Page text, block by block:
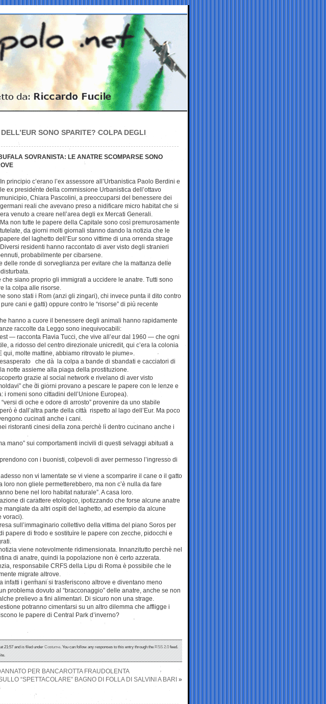
SONO SPARITE? COLPA DEGLI
SOVRANISTA: LE ANATRE SCOMPARSE SONO
In principio c’erano l’ex assessore all’Urbanistica Paolo Berdini e
le ex presidente della commissione Urbanistica dell’ottavo
municipio, Chiara Pascolini, a preoccuparsi del benessere dei
germani reali che avevano preso a nidificare micro habitat che si
era venuto a creare nell’area degli ex Mercati Generali.
Ma non tutte le papere della Capitale sono così premurosamente
tutelate, da giorni molti giornali stanno dando la notizia che le
papere del laghetto dell’Eur sono vittime di una orrenda strage
Diversi residenti hanno raccontato di aver visto degli stranieri
probabilmente per cibarsene.
delle ronde di sorveglianza per evitare che la mattanza delle
siano proprio gli immigrati a uccidere le anatre. Tutti sono
la colpa alle risorse.
sono stati i Rom (anzi gli zingari), chi invece punta il dito contro
cani e gatti) oppure contro le “risorse” di più recente
hanno a cuore il benessere degli animali hanno rapidamente
raccolte da Leggo sono inequivocabili:
— racconta Flavia Tucci, che vive all’eur dal 1960 — che ogni
a ridosso del centro direzionale unicredit, qui c’era la colonia
molte mattine, abbiamo ritrovato le piume».
che dà la colpa a bande di sbandati e cacciatori di
notte assieme alla piaga della prostituzione.
grazie al social network e rivelano di aver visto
che di giorni provano a pescare le papere con le lenze e
i romeni sono cittadini dell’Unione Europea).
di oche e odore di arrosto” provenire da uno stabile
è dall’altra parte della città rispetto al lago dell’Eur. Ma poco
cucinati anche i cani.
ristoranti cinesi della zona perchè lì dentro cucinano anche i
mano” sui comportamenti incivili di questi selvaggi abituati a
con i buonisti, colpevoli di aver permesso l’ingresso di
non vi lamentate se vi viene a scomparire il cane o il gatto
loro non gliele permetterebbero, ma non c’è nulla da fare
bene nel loro habitat naturale”. A casa loro.
di carattere etologico, ipotizzando che forse alcune anatre
mangiate da altri ospiti del laghetto, ad esempio da alcune
voraci).
sull’immaginario collettivo della vittima del piano Soros per
papere di frodo e sostituire le papere con zecche, pidocchi e
viene notevolmente ridimensionata. Innanzitutto perchè nel
di anatre, quindi la popolazione non è certo azzerata.
responsabile CRFS della Lipu di Roma è possibile che le
migrate altrove.
infatti i germani si trasferiscono altrove e diventano meno
problema dovuto al “bracconaggio” delle anatre, anche se non
prelievo a fini alimentari. Di sicuro non una strage.
potranno cimentarsi su un altro dilemma che affligge i
le papere di Central Park d’inverno?
21:57 and is filed underCostume. You can follow any responses to this entry through theRSS 2.0feed.
PER BANCAROTTA FRAUDOLENTA
“SPETTACOLARE” BAGNO DI FOLLA DI SALVINI A BARI »